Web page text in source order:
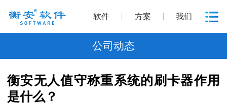
软件 方案 我们
公司动态
衡安无人值守称重系统的刷卡器作用
是什么？